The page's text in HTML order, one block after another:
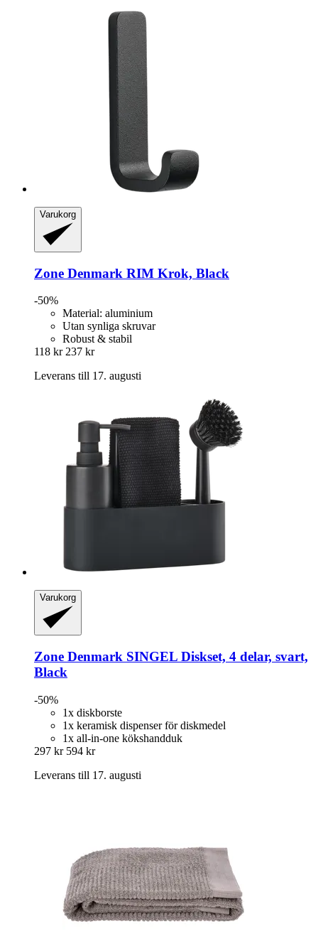
Varukorg
Zone Denmark RIM Krok, Black
-50%
Material: aluminium
Utan synliga skruvar
Robust & stabil
118 kr 237 kr
Leverans till 17. augusti
Varukorg
Zone Denmark SINGEL Diskset, 4 delar, svart,
Black
-50%
1x diskborste
1x keramisk dispenser för diskmedel
1x all-in-one kökshandduk
297 kr 594 kr
Leverans till 17. augusti